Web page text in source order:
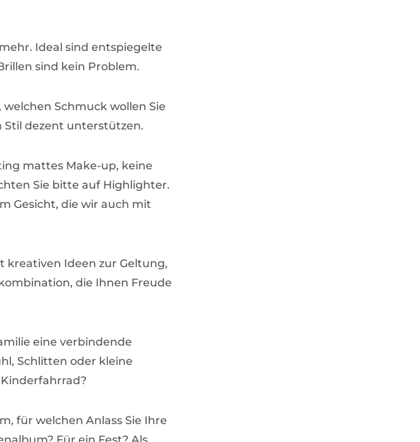
Ideal sind entspiegelte
sind kein Problem.
Schmuck wollen Sie
Stil dezent unterstützen.
mattes Make-up, keine
Sie bitte auf Highlighter.
Gesicht, die wir auch mit
kreativen Ideen zur Geltung,
die Ihnen Freude
eine verbindende
Schlitten oder kleine
für welchen Anlass Sie Ihre